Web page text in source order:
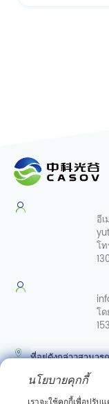
อี
โ
โ
ที่อยู่ดังกล่าวสามาร
ศูนย์นวัตกรรมชีววิทยา
เขตพัฒนาสินเชื่อเทคโ
นโยบายคุกกี้